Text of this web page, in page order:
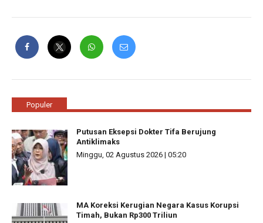
Populer
Putusan Eksepsi Dokter Tifa Berujung
Antiklimaks
Minggu, 02 Agustus 2026 | 05:20
MA Koreksi Kerugian Negara Kasus Korupsi
Timah, Bukan Rp300 Triliun